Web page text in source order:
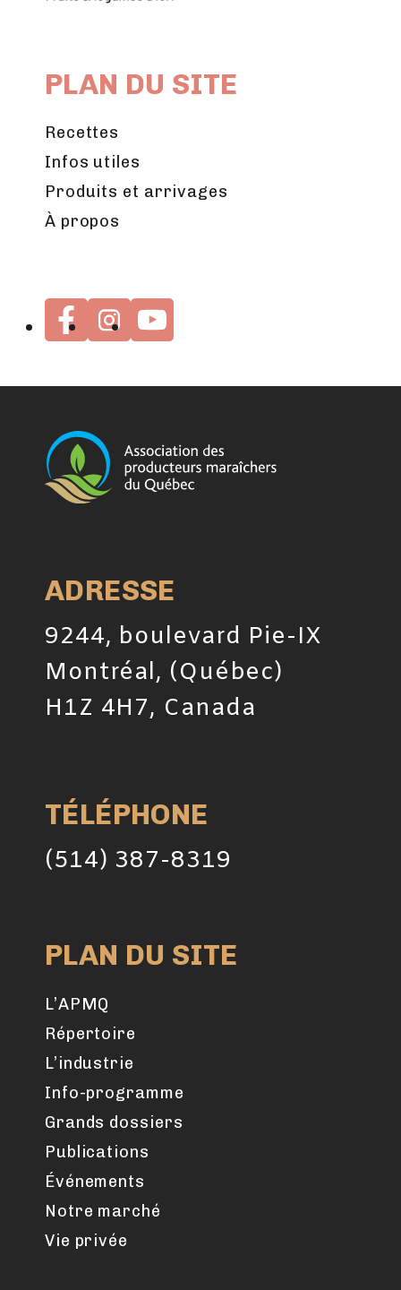
PLAN DU SITE
Recettes
Infos utiles
Produits et arrivages
À propos
ADRESSE
9244, boulevard Pie-IX
Montréal, (Québec)
H1Z 4H7, Canada
TÉLÉPHONE
(514) 387-8319
PLAN DU SITE
L’APMQ
Répertoire
L’industrie
Info-programme
Grands dossiers
Publications
Événements
Notre marché
Vie privée